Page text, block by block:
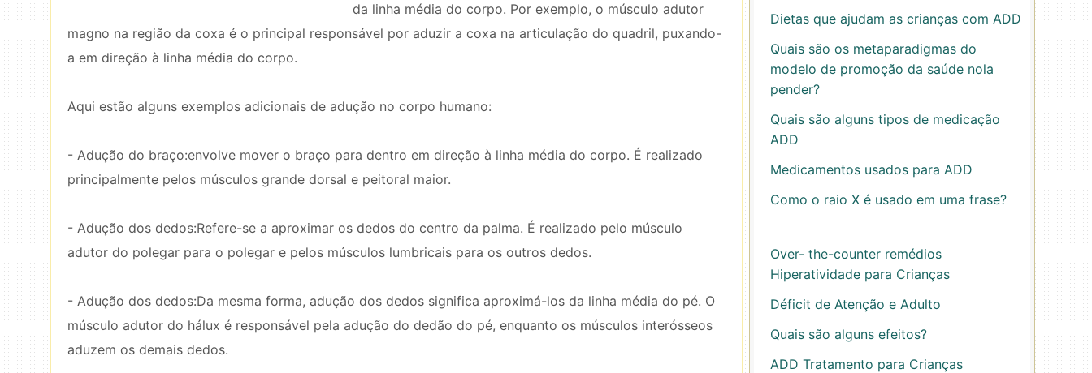
da linha média do corpo. Por exemplo, o músculo adutor
magno na região da coxa é o principal responsável por aduzir a coxa na articulação do quadril, puxando-
a em direção à linha média do corpo.
Aqui estão alguns exemplos adicionais de adução no corpo humano:
- Adução do braço:envolve mover o braço para dentro em direção à linha média do corpo. É realizado
principalmente pelos músculos grande dorsal e peitoral maior.
- Adução dos dedos:Refere-se a aproximar os dedos do centro da palma. É realizado pelo músculo
adutor do polegar para o polegar e pelos músculos lumbricais para os outros dedos.
- Adução dos dedos:Da mesma forma, adução dos dedos significa aproximá-los da linha média do pé. O
músculo adutor do hálux é responsável pela adução do dedão do pé, enquanto os músculos interósseos
aduzem os demais dedos.
Dietas que ajudam as crianças com ADD
Quais são os metaparadigmas do
modelo de promoção da saúde nola
pender?
Quais são alguns tipos de medicação
ADD
Medicamentos usados ​​para ADD
Como o raio X é usado em uma frase?
Over- the-counter remédios
Hiperatividade para Crianças
Déficit de Atenção e Adulto
Quais são alguns efeitos?
ADD Tratamento para Crianças